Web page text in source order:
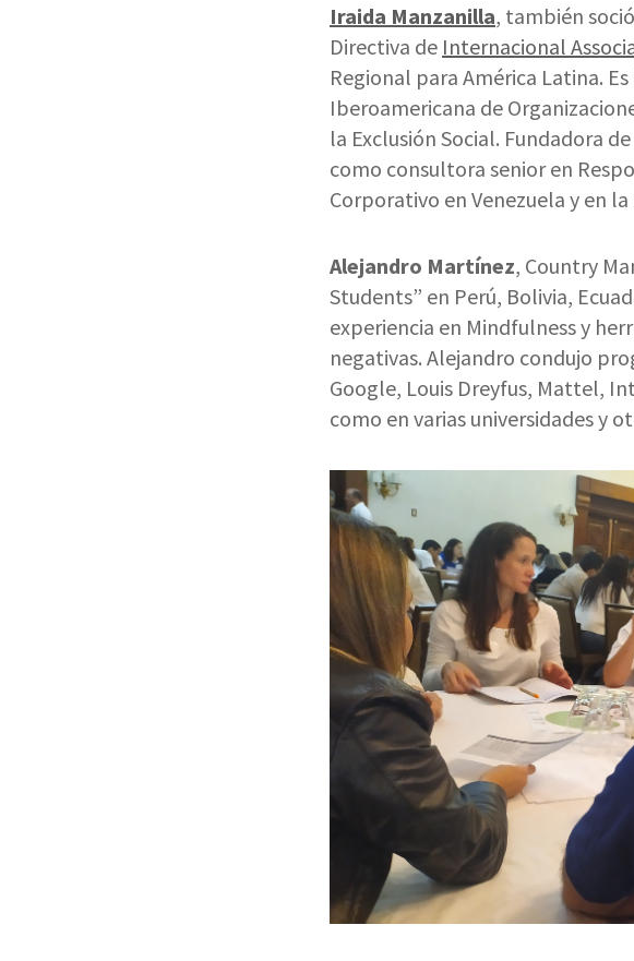
Iraida Manzanilla, también
Directiva de Internacional
Regional para América Latina.
Iberoamericana de
la Exclusión Social. Fundadora
como consultora senior en
Corporativo en Venezuela y en
Alejandro Martínez, Country
Students” en Perú, Bolivia,
experiencia en Mindfulness y
negativas. Alejandro condujo
Google, Louis Dreyfus, Mattel,
como en varias universidades y